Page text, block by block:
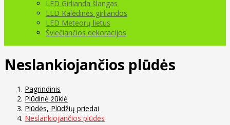
LED Girlianda šlangas
LED Kalėdinės girliandos
LED Meteorų lietus
Šviečiančios dekoracijos
Neslankiojančios plūdės
Pagrindinis
Plūdinė žūklė
Plūdės, Plūdžių priedai
Neslankiojančios plūdės